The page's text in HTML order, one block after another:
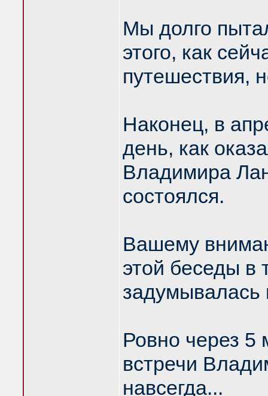
Мы долго
этого, как
путешествия,
Наконец, в
день, как
Владимира
состоялся.
Вашему
этой беседы в
задумывалась
Ровно через 5
встречи
навсегда...